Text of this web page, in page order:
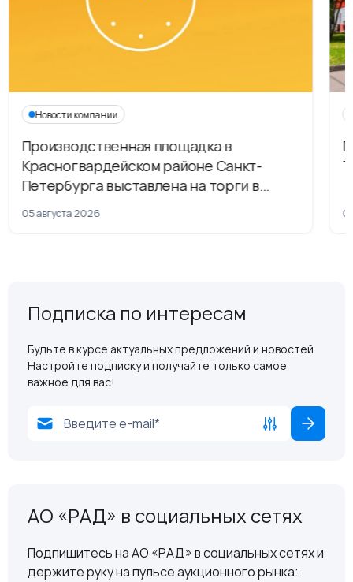
Новости компании
Производственная площадка в
Красногвардейском районе Санкт-
Петербурга выставлена на торги в
рамках приватизации
05 августа 2026
Подписка по интересам
Будьте в курсе актуальных предложений и новостей.
Настройте подписку и получайте только самое
важное для вас!
АО «РАД» в социальных сетях
Подпишитесь на АО «РАД» в социальных сетях и
держите руку на пульсе аукционного рынка: